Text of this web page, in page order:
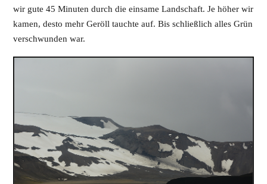
wir gute 45 Minuten durch die einsame Landschaft. Je höher wir
kamen, desto mehr Geröll tauchte auf. Bis schließlich alles Grün
verschwunden war.